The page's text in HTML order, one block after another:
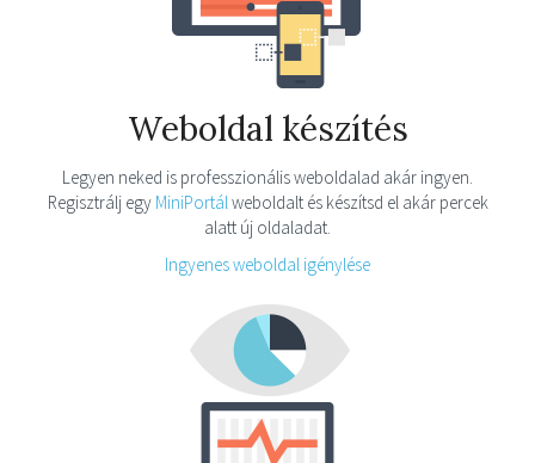
Weboldal készítés
Legyen neked is professzionális weboldalad akár ingyen.
Regisztrálj egy MiniPortálweboldalt és készítsd el akár percek
alatt új oldaladat.
Ingyenes weboldal igénylése